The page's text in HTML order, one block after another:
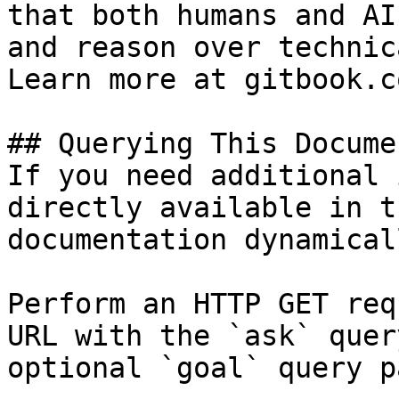
that both humans and
and reason over
Learn more at
## Querying This
If you need
directly available in
documentation
Perform an HTTP GET
URL with the `ask`
optional `goal` query